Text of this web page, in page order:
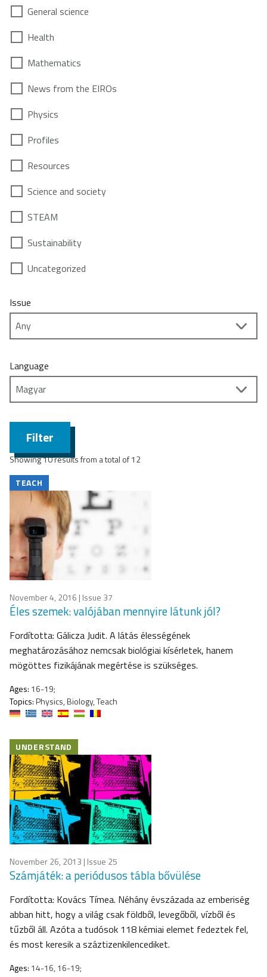
General science
Health
Mathematics
News from the EIROs
Physics
Profiles
Resources
Science and society
STEAM
Sustainability
Uncategorized
Issue
Language
Filter
Showing 10 results from a total of 12
TEACH
November 4, 2016 | Issue 37
Éles szemek: valójában mennyire látunk jól?
Fordította: Gálicza Judit. A látás élességének
meghatározásához nemcsak biológiai kísérletek, hanem
mögöttes fizikájának megértése is szükséges.
Ages: 16-19;
Topics:Physics, Biology, Teach
UNDERSTAND
November 26, 2013 | Issue 25
Számjáték: a periódusos tábla bővülése
Fordította: Kovács Tímea. Néhány évszázada az emberiség
abban hitt, hogy a világ csak földből, levegőből, vízből és
tűzből áll. Azóta a tudósok 118 kémiai elemet fedeztek fel,
és most keresik a száztizenkilencediket.
Ages: 14-16, 16-19;